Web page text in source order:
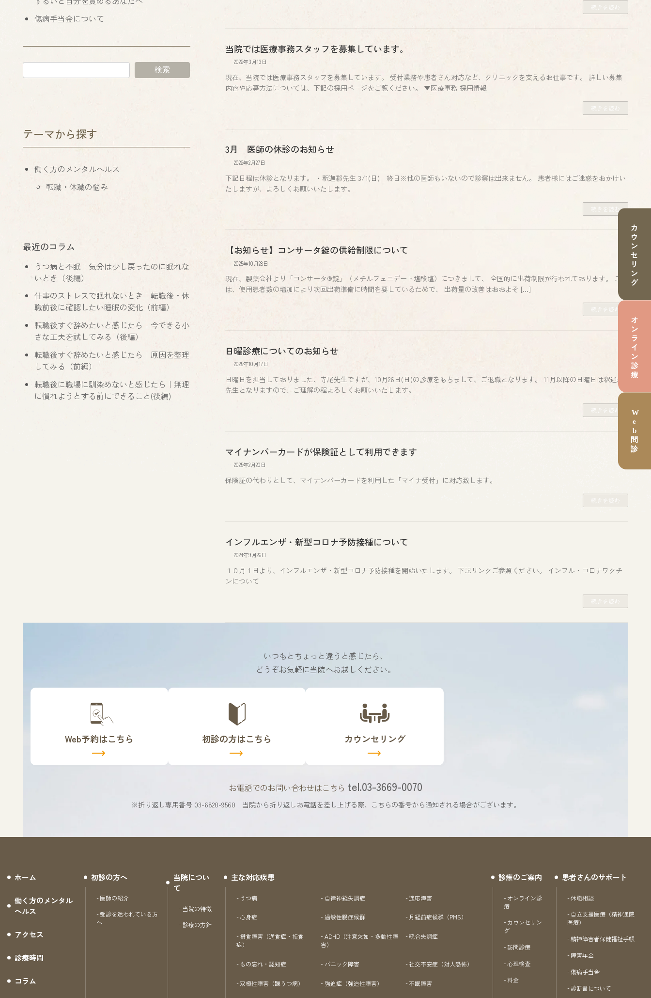
続きを読む
当院では医療事務スタッフを募集しています。
2026年3月13日
現在、当院では医療事務スタッフを募集しています。 受付業務や患者さん対応など、クリニックを支えるお仕事です。 詳しい募集
内容や応募方法については、下記の採用ページをご覧ください。 ▼医療事務 採用情報
続きを読む
3月 医師の休診のお知らせ
2026年2月27日
下記日程は休診となります。 ・釈迦郡先生 3/1(日) 終日※他の医師もいないので診察は出来ません。 患者様にはご迷惑をおかけい
たしますが、よろしくお願いいたします。
続きを読む
【お知らせ】コンサータ錠の供給制限について
2025年10月28日
現在、製薬会社より「コンサータ®錠」（メチルフェニデート塩酸塩）につきまして、 全国的に出荷制限が行われております。 これ
は、使用患者数の増加により次回出荷準備に時間を要しているためで、 出荷量の改善はおおよそ […]
続きを読む
日曜診療についてのお知らせ
2025年10月17日
日曜日を担当しておりました、寺尾先生ですが、10月26日(日)の診療をもちまして、ご退職となります。 11月以降の日曜日は釈迦郡
先生となりますので、ご理解の程よろしくお願いいたします。
続きを読む
マイナンバーカードが保険証として利用できます
2025年2月20日
保険証の代わりとして、マイナンバーカードを利用した「マイナ受付」に対応致します。
続きを読む
インフルエンザ・新型コロナ予防接種について
2024年9月26日
１０月１日より、インフルエンザ・新型コロナ予防接種を開始いたします。 下記リンクご参照ください。 インフル・コロナワクチ
ンについて
続きを読む
傷病手当金について
検索
テーマから探す
働く方のメンタルヘルス
転職・休職の悩み
最近のコラム
うつ病と不眠｜気分は少し戻ったのに眠れな
いとき（後編）
仕事のストレスで眠れないとき｜転職後・休
職前後に確認したい睡眠の変化（前編）
転職後すぐ辞めたいと感じたら｜今できる小
さな工夫を試してみる（後編）
転職後すぐ辞めたいと感じたら｜原因を整理
してみる（前編）
転職後に職場に馴染めないと感じたら｜無理
に慣れようとする前にできること(後編)
いつもとちょっと違うと感じたら、
どうぞお気軽に当院へお越しください。
Web予約はこちら
カ
初診の方はこちら
カ
カウンセリング
カ
お電話でのお問い合わせはこちら tel.03-3669-0070
※折り返し専用番号 03-6820-9560 当院から折り返しお電話を差し上げる際、 こちらの番号から通知される場合がございます。
ホーム
働く方のメンタル
ヘルス
アクセス
診療時間
コラム
初診の方へ
医師の紹介
受診を迷われている方
へ
当院につい
て
当院の特徴
診療の方針
主な対応疾患
うつ病 自律神経失調症 適応障害
心身症 過敏性腸症候群 月経前症候群（PMS）
摂食障害（過食症・拒食
症）
ADHD（注意欠如・多動性障
害）
統合失調症
もの忘れ・認知症 パニック障害 社交不安症（対人恐怖）
双極性障害（躁うつ病） 強迫症（強迫性障害） 不眠障害
診療のご案内
オンライン診
療
カウンセリン
グ
訪問診療
心理検査
料金
患者さんのサポート
休職相談
自立支援医療（精神通院
医療）
精神障害者保健福祉手帳
障害年金
傷病手当金
診断書について